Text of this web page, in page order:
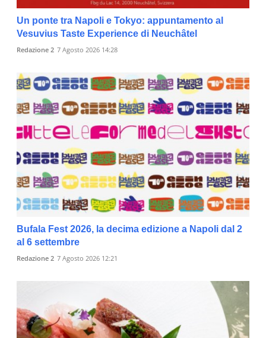
Un ponte tra Napoli e Tokyo: appuntamento al
Vesuvius Taste Experience di Neuchâtel
Redazione 2 7 Agosto 2026 14:28
Bufala Fest 2026, la decima edizione a Napoli dal 2
al 6 settembre
Redazione 2 7 Agosto 2026 12:21